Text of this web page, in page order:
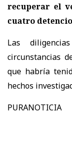
recuperar el
cuatro
Las
circunstancias
que habría
hechos
PURANOTICIA